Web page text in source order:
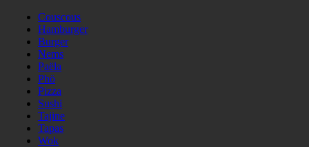
Couscous
Hamburger
Burger
Nems
Paëla
Phö
Pizza
Sushi
Tajine
Tapas
Wok